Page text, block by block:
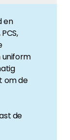
en
uniform
om de
de